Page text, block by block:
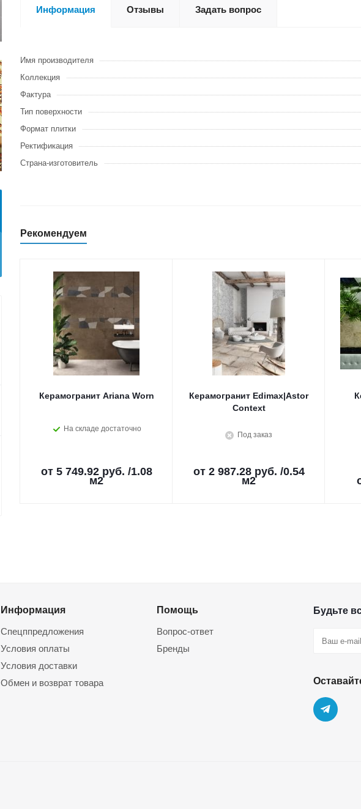
Информация Отзывы Задать вопрос
Имя производителя
Коллекция
Фактура
Тип поверхности
Формат плитки
Ректификация
Страна-изготовитель
Рекомендуем
Керамогранит Ariana Worn
На складе достаточно
от 5 749.92 руб. /1.08
м2
Керамогранит Edimax|Astor
Context
Под заказ
от 2 987.28 руб. /0.54
м2
Информация
Спецппредложения
Условия оплаты
Условия доставки
Обмен и возврат товара
Помощь
Вопрос-ответ
Бренды
Будьте